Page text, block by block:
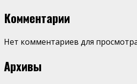
Комментарии
Нет комментариев для
Архивы